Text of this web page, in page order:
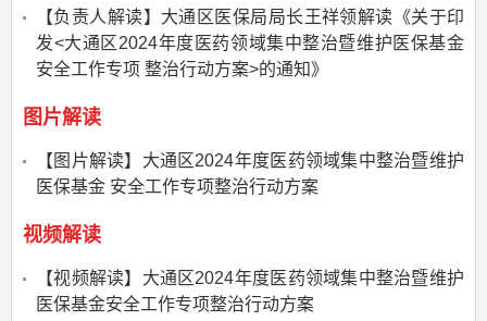
【负责人解读】大通区医保局局长王祥领解读《关于印
发<大通区2024年度医药领域集中整治暨维护医保基金
安全工作专项 整治行动方案>的通知》
图片解读
【图片解读】大通区2024年度医药领域集中整治暨维护
医保基金 安全工作专项整治行动方案
视频解读
【视频解读】大通区2024年度医药领域集中整治暨维护
医保基金安全工作专项整治行动方案